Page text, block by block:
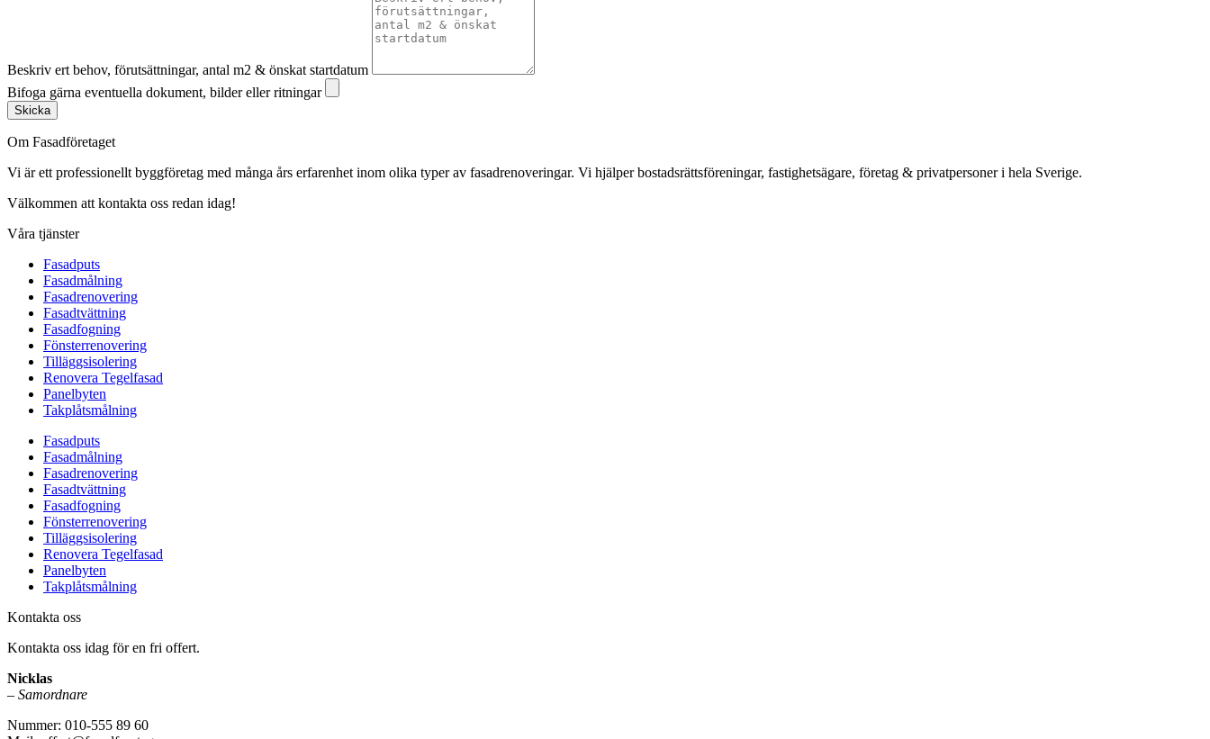
Beskriv ert behov, förutsättningar, antal m2 & önskat startdatum
Bifoga gärna eventuella dokument, bilder eller ritningar
Skicka
Om Fasadföretaget
Vi är ett professionellt byggföretag med många års erfarenhet inom olika typer av fasadrenoveringar. Vi hjälper bostadsrättsföreningar, fastighetsägare, företag & privatpersoner i hela Sverige.
Välkommen att kontakta oss redan idag!
Våra tjänster
Fasadputs
Fasadmålning
Fasadrenovering
Fasadtvättning
Fasadfogning
Fönsterrenovering
Tilläggsisolering
Renovera Tegelfasad
Panelbyten
Takplåtsmålning
Fasadputs
Fasadmålning
Fasadrenovering
Fasadtvättning
Fasadfogning
Fönsterrenovering
Tilläggsisolering
Renovera Tegelfasad
Panelbyten
Takplåtsmålning
Kontakta oss
Kontakta oss idag för en fri offert.
Nicklas
– Samordnare
Nummer: 010-555 89 60